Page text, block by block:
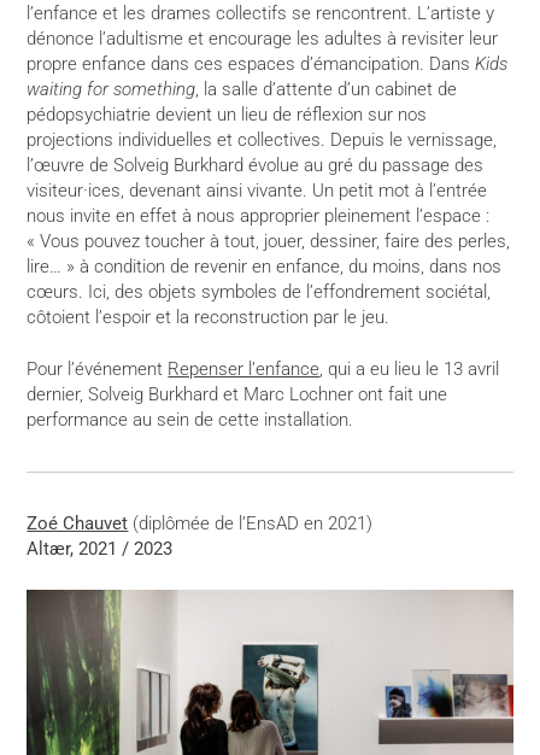
l’enfance et les drames collectifs se rencontrent. L’artiste y
dénonce l’adultisme et encourage les adultes à revisiter leur
propre enfance dans ces espaces d’émancipation. DansKids
waiting for something, la salle d’attente d’un cabinet de
pédopsychiatrie devient un lieu de réflexion sur nos
projections individuelles et collectives. Depuis le vernissage,
l’œuvre de Solveig Burkhard évolue au gré du passage des
visiteur·ices, devenant ainsi vivante. Un petit mot à l’entrée
nous invite en effet à nous approprier pleinement l’espace :
« Vous pouvez toucher à tout, jouer, dessiner, faire des perles,
lire… » à condition de revenir en enfance, du moins, dans nos
cœurs. Ici, des objets symboles de l’effondrement sociétal,
côtoient l’espoir et la reconstruction par le jeu.
Pour l’événement Repenser l’enfance, qui a eu lieu le 13 avril
dernier, Solveig Burkhard et Marc Lochner ont fait une
performance au sein de cette installation.
Zoé Chauvet (diplômée de l’EnsAD en 2021)
Altær, 2021 / 2023